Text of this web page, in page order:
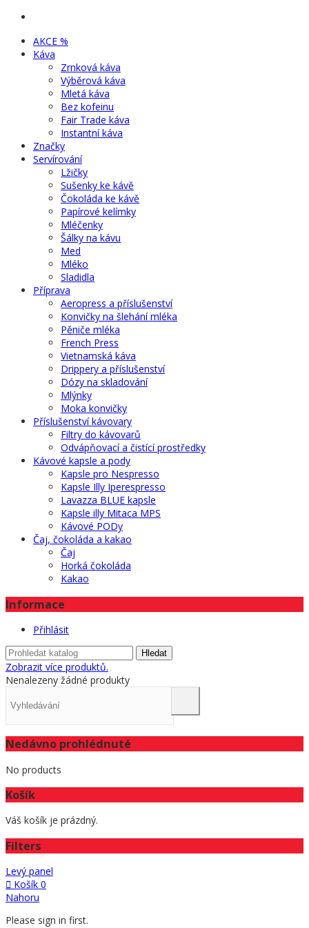
AKCE %
Káva
Zrnková káva
Výběrová káva
Mletá káva
Bez kofeinu
Fair Trade káva
Instantní káva
Značky
Servírování
Lžičky
Sušenky ke kávě
Čokoláda ke kávě
Papírové kelímky
Mléčenky
Šálky na kávu
Med
Mléko
Sladidla
Příprava
Aeropress a příslušenství
Konvičky na šlehání mléka
Pěniče mléka
French Press
Vietnamská káva
Drippery a příslušenství
Dózy na skladování
Mlýnky
Moka konvičky
Příslušenství kávovary
Filtry do kávovarů
Odvápňovací a čistící prostředky
Kávové kapsle a pody
Kapsle pro Nespresso
Kapsle Illy Iperespresso
Lavazza BLUE kapsle
Kapsle illy Mitaca MPS
Kávové PODy
Čaj, čokoláda a kakao
Čaj
Horká čokoláda
Kakao
Informace
Přihlásit
Hledat
Zobrazit více produktů.
Nenalezeny žádné produkty
Nedávno prohlédnuté
No products
Košík
Váš košík je prázdný.
Filters
Levý panel
Košík 0
Nahoru
Please sign in first.